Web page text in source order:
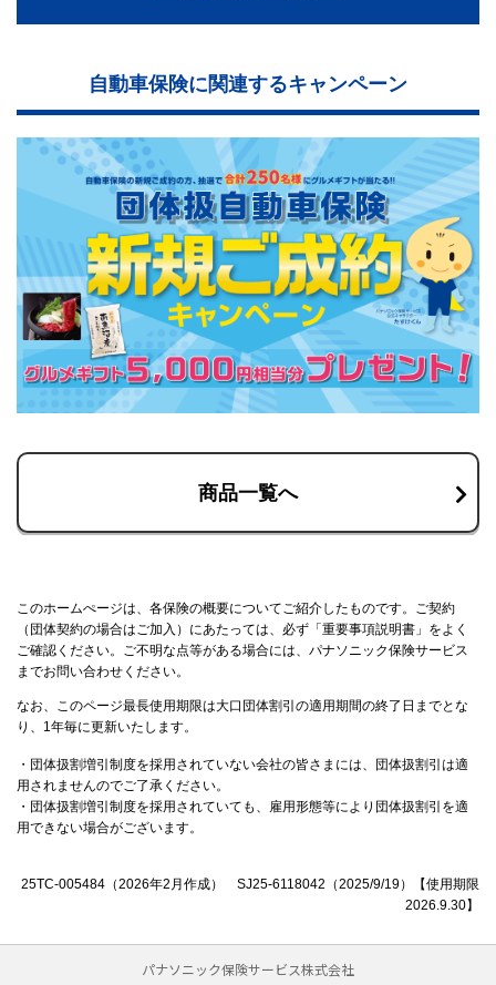
自動車保険に関連するキャンペーン
商品一覧へ
このホームぺージは、各保険の概要についてご紹介したものです。ご契約
（団体契約の場合はご加入）にあたっては、必ず「重要事項説明書」をよく
ご確認ください。ご不明な点等がある場合には、パナソニック保険サービス
までお問い合わせください。
なお、このページ最長使用期限は大口団体割引の適用期間の終了日までとな
り、1年毎に更新いたします。
・団体扱割増引制度を採用されていない会社の皆さまには、団体扱割引は適
用されませんのでご了承ください。
・団体扱割増引制度を採用されていても、雇用形態等により団体扱割引を適
用できない場合がございます。
25TC-005484（2026年2月作成） SJ25-6118042（2025/9/19）【使用期限
2026.9.30】
パナソニック保険サービス株式会社